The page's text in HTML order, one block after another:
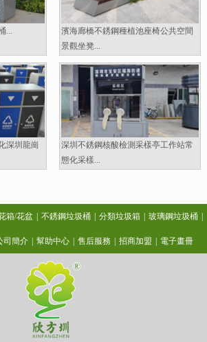
...
濱海廊橋不銹鋼種植池座椅公共空間
景觀坐凳...
深圳龍崗
深圳不銹鋼核酸檢測采樣亭工作站常
態化采樣...
箱/花盆 不銹鋼垃圾桶 分類垃圾箱 玻璃鋼垃圾桶
司簡介 幫助中心 售后服務 招商加盟 電子畫冊